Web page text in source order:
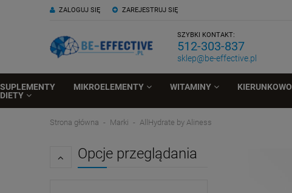
ZAREJESTRUJ SIĘ
ZALOGUJ SIĘ
SZYBKI KONTAKT:
512-303-837
sklep@be-effective.pl
SUPLEMENTY
DIETY
MIKROELEMENTY WITAMINY KIERUNKOWO
Strona główna Marki AllHydrate by Aliness
Opcje przeglądania